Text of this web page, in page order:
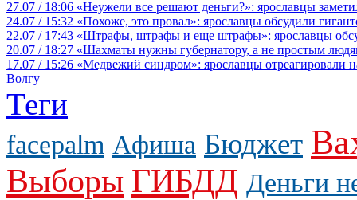
27.07 / 18:06 «Неужели все решают деньги?»: ярославцы
24.07 / 15:32 «Похоже, это провал»: ярославцы обсудили
22.07 / 17:43 «Штрафы, штрафы и еще штрафы»: ярославцы
20.07 / 18:27 «Шахматы нужны губернатору, а не простым
17.07 / 15:26 «Медвежий синдром»: ярославцы отреагировали
Волгу
Теги
facepalm Афиша Бюджет
Выборы ГИБДД Деньги